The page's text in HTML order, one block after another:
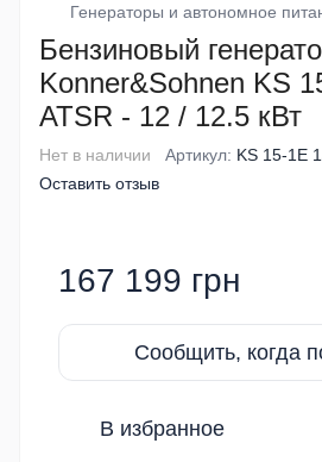
Генераторы и автономное
Бензиновый
Konner&Sohnen KS
ATSR - 12 / 12.5 кВт
Нет в наличии Артикул: KS 15-1E
Оставить отзыв
167 199 грн
Сообщить, когда
В избранное